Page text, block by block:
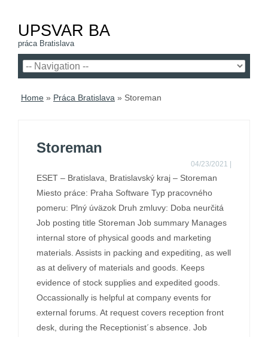
UPSVAR BA
práca Bratislava
Home » Práca Bratislava » Storeman
Storeman
04/23/2021
ESET – Bratislava, Bratislavský kraj – Storeman
Miesto práce: Praha Software Typ pracovného
pomeru: Plný úväzok Druh zmluvy: Doba neurčitá
Job posting title Storeman Job summary Manages
internal store of physical goods and marketing
materials. Assists in packing and expediting, as well
as at delivery of materials and goods. Keeps
evidence of stock supplies and expedited goods.
Occassionally is helpful at company events for
external forums. At request covers reception front
desk, during the Receptionist´s absence. Job